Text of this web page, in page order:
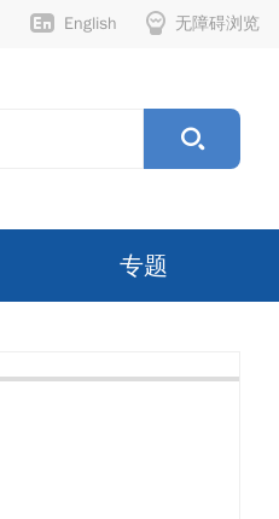
无障碍浏览
English
专题